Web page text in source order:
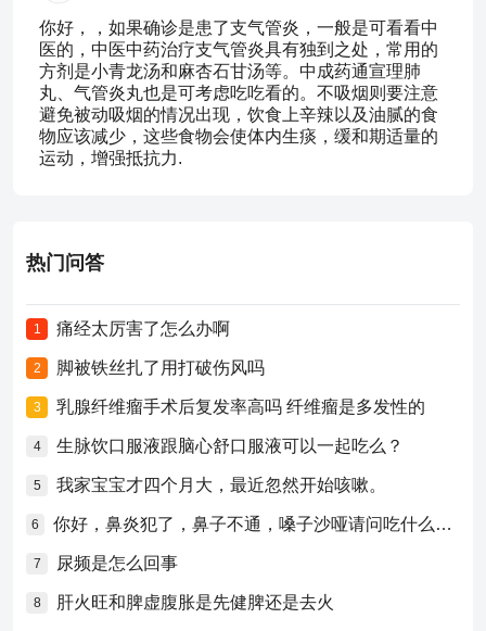
你好，，如果确诊是患了支气管炎，一般是可看看中
医的，中医中药治疗支气管炎具有独到之处，常用的
方剂是小青龙汤和麻杏石甘汤等。中成药通宣理肺
丸、气管炎丸也是可考虑吃吃看的。不吸烟则要注意
避免被动吸烟的情况出现，饮食上辛辣以及油腻的食
物应该减少，这些食物会使体内生痰，缓和期适量的
运动，增强抵抗力.
热门问答
1 痛经太厉害了怎么办啊
2 脚被铁丝扎了用打破伤风吗
3 乳腺纤维瘤手术后复发率高吗 纤维瘤是多发性的
4 生脉饮口服液跟脑心舒口服液可以一起吃么？
5 我家宝宝才四个月大，最近忽然开始咳嗽。
6 你好，鼻炎犯了，鼻子不通，嗓子沙哑请问吃什么药比较好？
7 尿频是怎么回事
8 肝火旺和脾虚腹胀是先健脾还是去火